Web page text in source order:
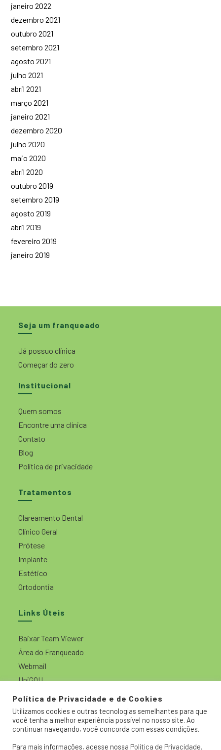
janeiro 2022
dezembro 2021
outubro 2021
setembro 2021
agosto 2021
julho 2021
abril 2021
março 2021
janeiro 2021
dezembro 2020
julho 2020
maio 2020
abril 2020
outubro 2019
setembro 2019
agosto 2019
abril 2019
fevereiro 2019
janeiro 2019
Seja um franqueado
Já possuo clínica
Começar do zero
Institucional
Quem somos
Encontre uma clínica
Contato
Blog
Política de privacidade
Tratamentos
Clareamento Dental
Clínico Geral
Prótese
Implante
Estético
Ortodontia
Links Úteis
Baixar Team Viewer
Área do Franqueado
Webmail
UniGOU
Política de Privacidade e de Cookies
Utilizamos cookies e outras tecnologias semelhantes para que
você tenha a melhor experiência possível no nosso site. Ao
continuar navegando, você concorda com essas condições.
Para mais informações, acesse nossa Política de Privacidade.